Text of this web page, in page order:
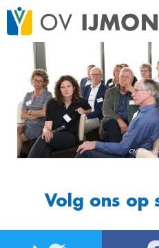
Volg ons op